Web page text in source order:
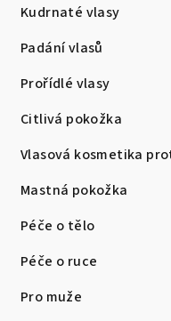
Kudrnaté vlasy
Padání vlasů
Prořídlé vlasy
Citlivá pokožka
Vlasová kosmetika
Mastná pokožka
Péče o tělo
Péče o ruce
Pro muže